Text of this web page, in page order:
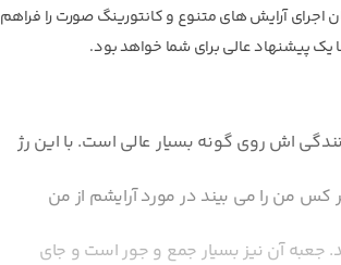
آرایش های متنوع و کانتورینگ صورت را فراهم
پیشنهاد عالی برای شما خواهد بود.
اش روی گونه بسیار عالی است. با این رژ
من را می بیند در مورد آرایشم از من
آن نیز بسیار جمع و جور است و جای